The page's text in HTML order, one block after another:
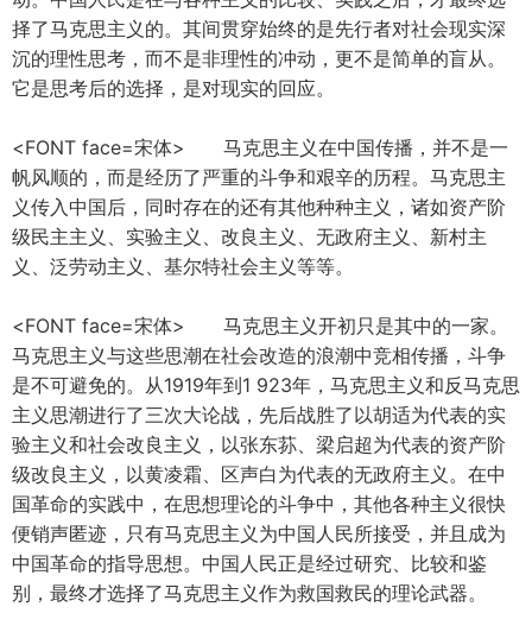
择了马克思主义的。其间贯穿始终的是先行者对社会现实深
沉的理性思考，而不是非理性的冲动，更不是简单的盲从。
它是思考后的选择，是对现实的回应。
<FONT face=宋体> 马克思主义在中国传播，并不是一
帆风顺的，而是经历了严重的斗争和艰辛的历程。马克思主
义传入中国后，同时存在的还有其他种种主义，诸如资产阶
级民主主义、实验主义、改良主义、无政府主义、新村主
义、泛劳动主义、基尔特社会主义等等。
<FONT face=宋体> 马克思主义开初只是其中的一家。
马克思主义与这些思潮在社会改造的浪潮中竞相传播，斗争
是不可避免的。从1919年到1 923年，马克思主义和反马克思
主义思潮进行了三次大论战，先后战胜了以胡适为代表的实
验主义和社会改良主义，以张东荪、梁启超为代表的资产阶
级改良主义，以黄凌霜、区声白为代表的无政府主义。在中
国革命的实践中，在思想理论的斗争中，其他各种主义很快
便销声匿迹，只有马克思主义为中国人民所接受，并且成为
中国革命的指导思想。中国人民正是经过研究、比较和鉴
别，最终才选择了马克思主义作为救国救民的理论武器。